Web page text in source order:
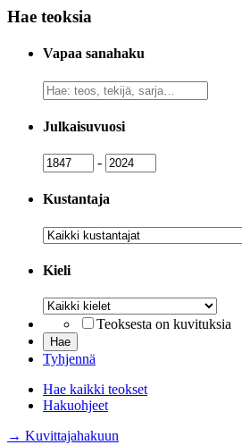
Hae teoksia
Vapaa sanahaku
Vapaa
sanahaku
Julkaisuvuosi
Julkaisuvuosi
- Julkaisuvuosi
Kustantaja
Kustantaja
Kieli
Kieli
Teoksesta on kuvituksia
Tyhjennä
Hae kaikki teokset
Hakuohjeet
→ Kuvittajahakuun